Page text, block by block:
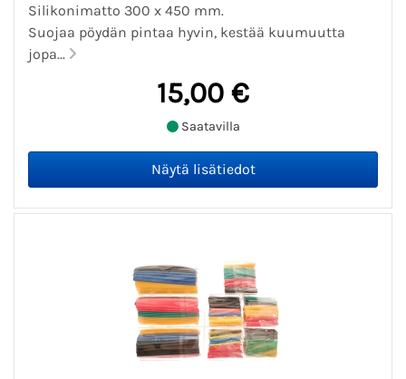
Silikonimatto 300 x 450 mm.
Suojaa pöydän pintaa hyvin, kestää kuumuutta
jopa...
15,00 €
Saatavilla